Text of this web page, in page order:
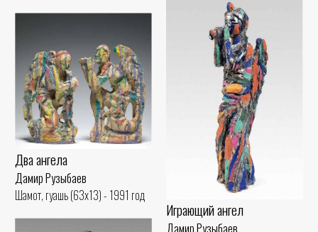
Играющий ангел
Дамир Рузыбаев
Два ангела
Дамир Рузыбаев
Шамот, гуашь (63x13) - 1991 год